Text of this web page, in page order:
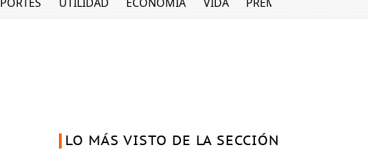
LO MÁS VISTO DE LA SECCIÓN